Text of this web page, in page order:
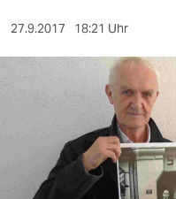
sport
berlin
wahrheit
27.9.2017 18:21 Uhr